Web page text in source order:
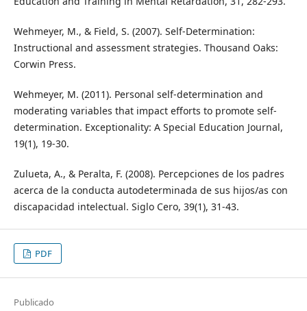
Wehmeyer, M., & Field, S. (2007). Self-Determination:
Instructional and assessment strategies. Thousand Oaks:
Corwin Press.
Wehmeyer, M. (2011). Personal self-determination and
moderating variables that impact efforts to promote self-
determination. Exceptionality: A Special Education Journal,
19(1), 19-30.
Zulueta, A., & Peralta, F. (2008). Percepciones de los padres
acerca de la conducta autodeterminada de sus hijos/as con
discapacidad intelectual. Siglo Cero, 39(1), 31-43.
PDF
Publicado